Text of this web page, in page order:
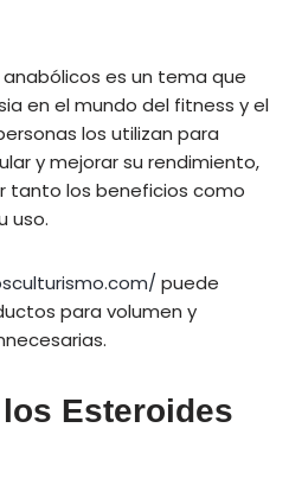
es un tema que
en el mundo del fitness y el
los utilizan para
y mejorar su rendimiento,
tanto los beneficios como
uso.
puede
para volumen y
Esteroides